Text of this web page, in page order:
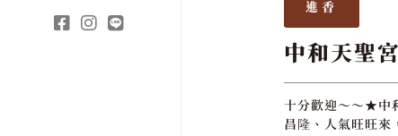
進香
中和天聖宮
十分歡迎～～★中
昌隆、人氣旺旺來